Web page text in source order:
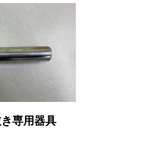
専用器具